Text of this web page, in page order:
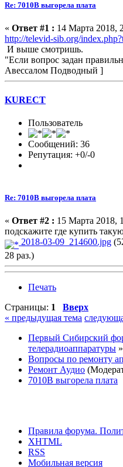
Re: 7010В выгорела плата
« Ответ #1 : 14 Марта 2018,
http://televid-sib.org/
И выше смотришь.
"Если вопрос задан
Авессалом Подводный ]
KURECT
Пользователь
Сообщений: 36
Репутация: +0/-0
Re: 7010В выгорела плата
« Ответ #2 : 15 Марта 2018,
подскажите где купить
2018-03-09_214600.jpg
28 раз.)
Печать
Страницы: 1
Вверх
« предыдущая тема
Первый Сибирский
телерадиоаппаратуры »
Вопросы по ремонту
Ремонт Аудио
7010В выгорела плата
Правила форума.
XHTML
RSS
Мобильная версия